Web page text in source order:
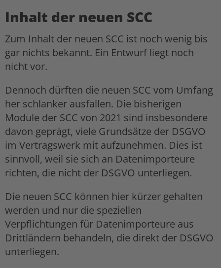
Inhalt der neuen SCC
Zum Inhalt der neuen SCC ist noch wenig bis
gar nichts bekannt. Ein Entwurf liegt noch
nicht vor.
Dennoch dürften die neuen SCC vom Umfang
her schlanker ausfallen. Die bisherigen
Module der SCC von 2021 sind insbesondere
davon geprägt, viele Grundsätze der DSGVO
im Vertragswerk mit aufzunehmen. Dies ist
sinnvoll, weil sie sich an Datenimporteure
richten, die nicht der DSGVO unterliegen.
Die neuen SCC können hier kürzer gehalten
werden und nur die speziellen
Verpflichtungen für Datenimporteure aus
Drittländern behandeln, die direkt der DSGVO
unterliegen.